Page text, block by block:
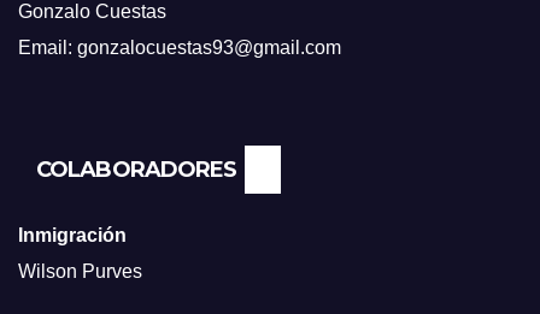
Gonzalo Cuestas
Email: gonzalocuestas93@gmail.com
COLABORADORES
Inmigración
Wilson Purves